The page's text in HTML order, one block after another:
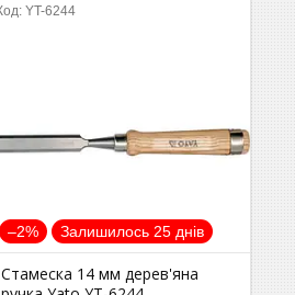
YT-6244
–2% Залишилось 25 днів
Стамеска 14 мм дерев'яна